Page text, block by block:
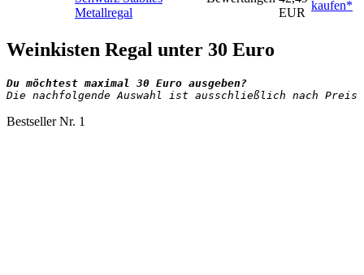
Metallregal
EUR
kaufen*
Weinkisten Regal unter 30 Euro
Die nachfolgende Auswahl ist ausschließlich nach
Bestseller Nr. 1